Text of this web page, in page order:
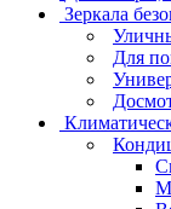
Зеркала
Для